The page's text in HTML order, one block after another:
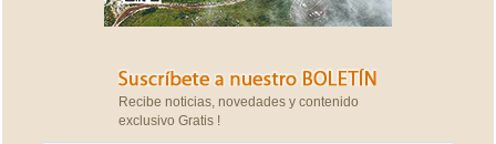
Recibe noticias, novedades y contenido
exclusivo Gratis !